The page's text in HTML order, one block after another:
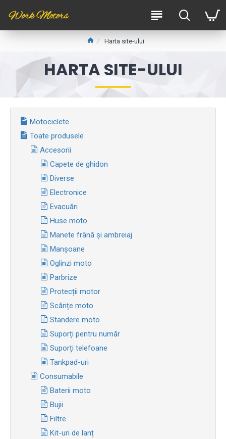
Harta site-ului
HARTA SITE-ULUI
Motociclete
Toate produsele
Accesorii
Capete de ghidon
Diverse
Electronice
Evacuări
Huse moto
Manete frână și ambreiaj
Manșoane
Oglinzi moto
Parbrize
Protecții motor
Scărițe moto
Standere moto
Suporți pentru număr
Suporți telefoane
Tankpad-uri
Consumabile
Baterii moto
Bujii
Filtre
Kit-uri de lanț